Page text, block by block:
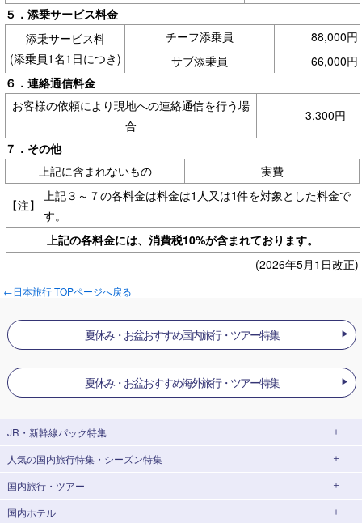
５．添乗サービス料金
添乗サービス料
(添乗員1名1日につき)
チーフ添乗員
88,000円
サブ添乗員
66,000円
６．連絡通信料金
お客様の依頼により現地への連絡通信を行う場
合
3,300円
７．その他
上記に含まれないもの
実費
【注】
上記３～７の各料金は料金は1人又は1件を対象とした料金で
す。
上記の各料金には、消費税10%が含まれております。
(2026年5月1日改正)
←日本旅行 TOPページへ戻る
夏休み・お盆おすすめ国内旅行・ツアー特集
夏休み・お盆おすすめ海外旅行・ツアー特集
JR・新幹線パック特集
JR・新幹線＋ホテルパック
出張パック
人気の国内旅行特集・シーズン特集
東京ディズニーリゾート®への旅
ユニバーサル・スタジオ・ジャパン(USJ)
国内旅行・ツアー
北海道旅行・ツアー
国内ホテル